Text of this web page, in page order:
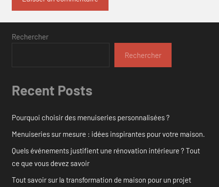
Rechercher
Rechercher
Recent Posts
Pourquoi choisir des menuiseries personnalisées ?
Menuiseries sur mesure : idées inspirantes pour votre maison.
Quels événements justifient une rénovation intérieure ? Tout
ce que vous devez savoir
Tout savoir sur la transformation de maison pour un projet